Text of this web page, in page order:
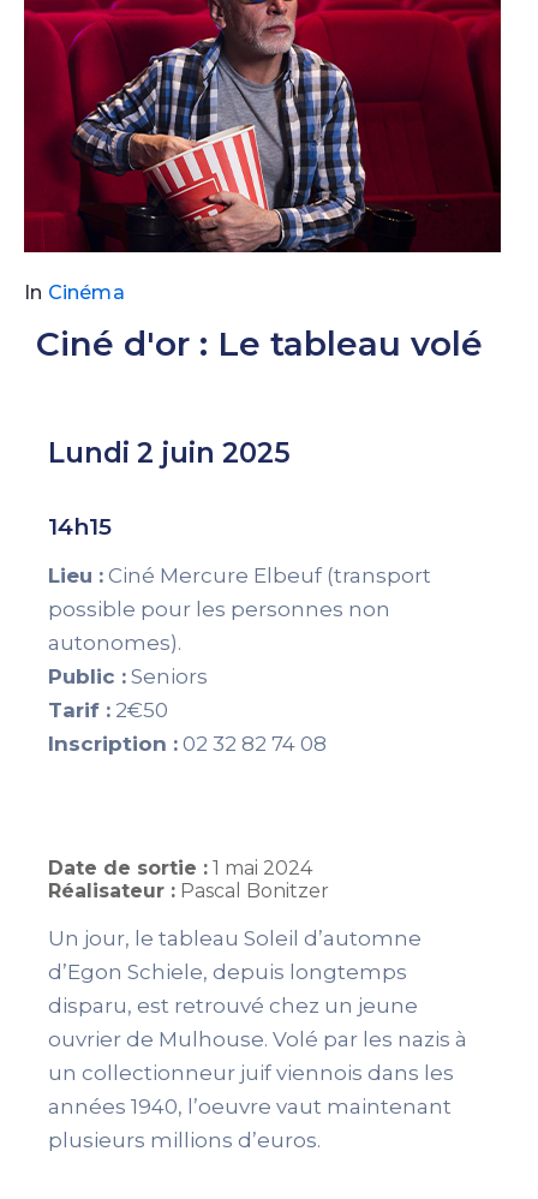
In Cinéma
Ciné d'or : Le tableau volé
Lundi 2 juin 2025
14h15
Lieu : Ciné Mercure Elbeuf (transport
possible pour les personnes non
autonomes).
Public : Seniors
Tarif : 2€50
Inscription : 02 32 82 74 08
Date de sortie : 1 mai 2024
Réalisateur : Pascal Bonitzer
Un jour, le tableau Soleil d’automne
d’Egon Schiele, depuis longtemps
disparu, est retrouvé chez un jeune
ouvrier de Mulhouse. Volé par les nazis à
un collectionneur juif viennois dans les
années 1940, l’oeuvre vaut maintenant
plusieurs millions d’euros.